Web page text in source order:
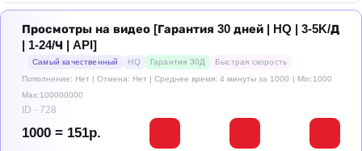
Просмотры на видео [Гарантия 30 дней | HQ | 3-5K/Д
| 1-24/Ч | API]
Самый качественный HQ Гарантия 30Д
Быстрая скорость
Пополнение: Нет | Отмена: Нет | Среднее время: 4 минуты за 1000 | Min:1000
Max:100000000
ID - 728
1000 = 151р.